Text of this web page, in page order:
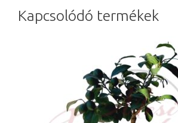
Kapcsolódó termékek